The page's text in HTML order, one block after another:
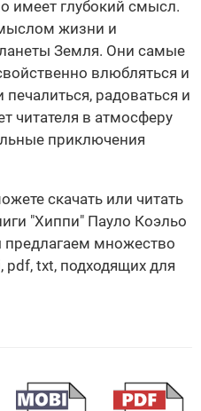
имеет глубокий смысл.
жизни и
Земля. Они самые
влюбляться и
печалиться, радоваться и
читателя в атмосферу
приключения
скачать или читать
"Хиппи" Пауло Коэльо
множество
txt, подходящих для